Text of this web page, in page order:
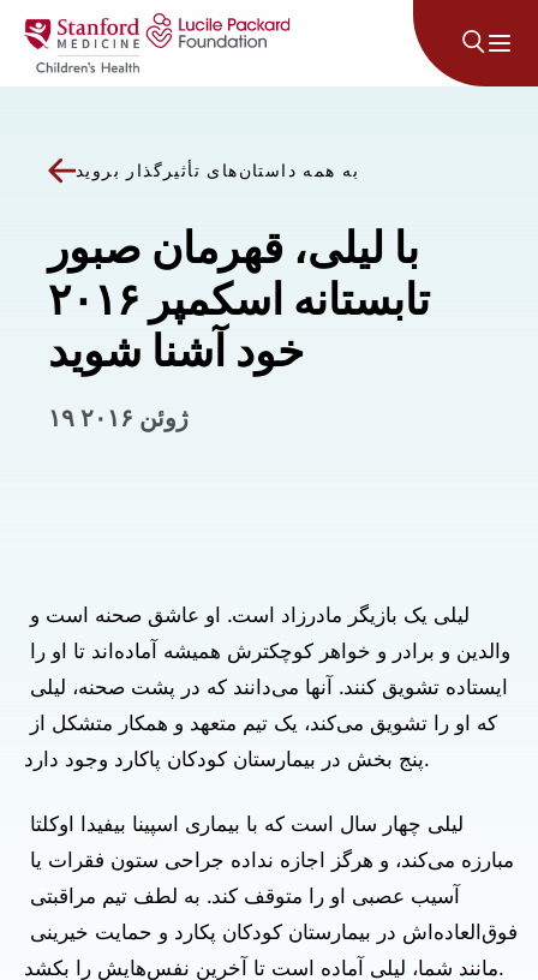
پرش به محتوا
به همه داستان‌های تأثیرگذار بروید
با لیلی، قهرمان صبور
تابستانه اسکمپر ۲۰۱۶
خود آشنا شوید
۱۹ ژوئن ۲۰۱۶
پنج بخش در بیمارستان کودکان پاکارد وجود دارد.